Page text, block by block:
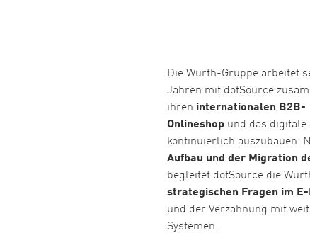
Die Würth-Gruppe arbeitet
Jahren mit dotSource
ihren internationalen B2B-
Onlineshop und das digitale
kontinuierlich auszubauen.
Aufbau und der Migration
begleitet dotSource die
strategischen Fragen im
und der Verzahnung mit
Systemen.